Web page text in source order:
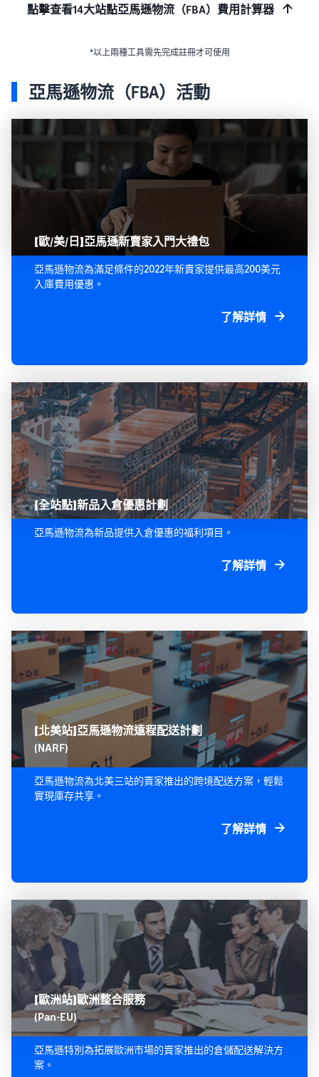
點擊查看14大站點亞馬遜物流（FBA）費用計算器
*以上兩種工具需先完成註冊才可使用
亞馬遜物流（FBA）活動
【歐/美/日】亞馬遜新賣家入門大禮包
亞馬遜物流為滿足條件的2022年新賣家提供最高200美元
入庫費用優惠。
了解詳情
【全站點】新品入倉優惠計劃
亞馬遜物流為新品提供入倉優惠的福利項目。
了解詳情
【北美站】亞馬遜物流遠程配送計劃
(NARF)
亞馬遜物流為北美三站的賣家推出的跨境配送方案，輕鬆
實現庫存共享。
了解詳情
【歐洲站】歐洲整合服務
(Pan-EU)
亞馬遜特別為拓展歐洲市場的賣家推出的倉儲配送解決方
案。